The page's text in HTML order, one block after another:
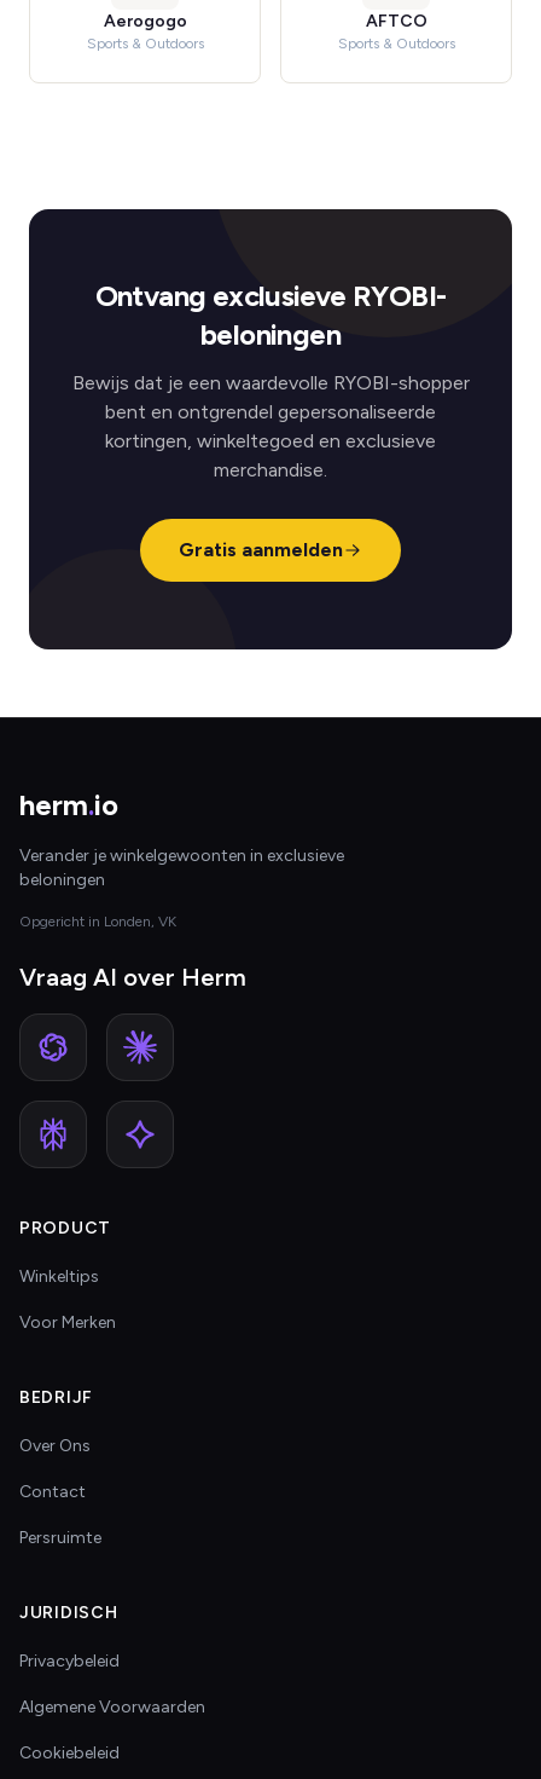
Aerogogo
Sports & Outdoors
AFTCO
Sports & Outdoors
Ontvang exclusieve RYOBI-
beloningen
Bewijs dat je een waardevolle RYOBI-shopper
bent en ontgrendel gepersonaliseerde
kortingen, winkeltegoed en exclusieve
merchandise.
Gratis aanmelden
herm.io
Verander je winkelgewoonten in exclusieve
beloningen
Opgericht in Londen, VK
Vraag AI over Herm
PRODUCT
Winkeltips
Voor Merken
BEDRIJF
Over Ons
Contact
Persruimte
JURIDISCH
Privacybeleid
Algemene Voorwaarden
Cookiebeleid